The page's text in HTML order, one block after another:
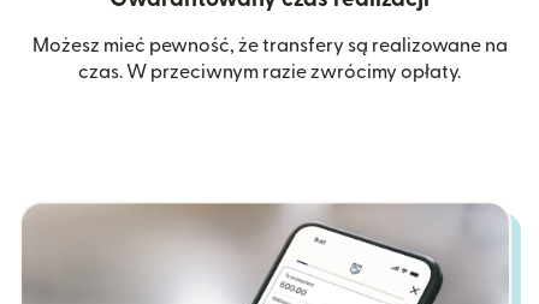
Możesz mieć pewność, że transfery są realizowane na
czas. W przeciwnym razie zwrócimy opłaty.